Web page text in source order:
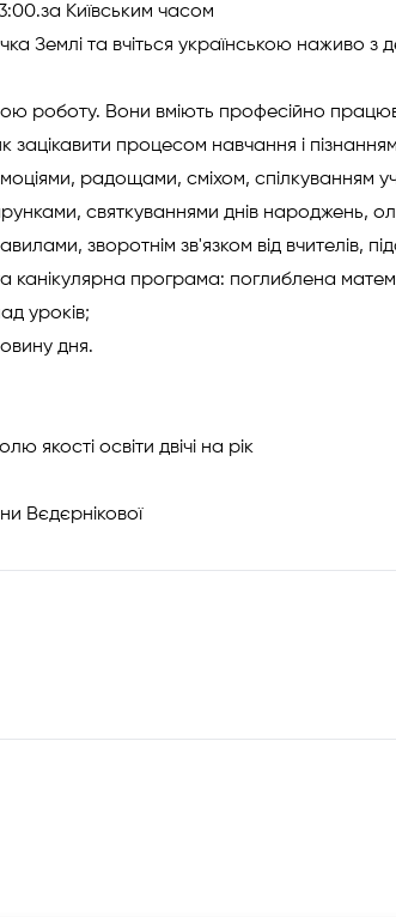
Київським часом
Землі та вчіться українською наживо
роботу. Вони вміють професійно
зацікавити процесом навчання і
радощами, сміхом, спілкуванням
святкуваннями днів народжень,
зворотнім зв'язком від вчителів,
програма: поглиблена
уроків;
дня.
якості освіти двічі на рік
Вєдєрнікової